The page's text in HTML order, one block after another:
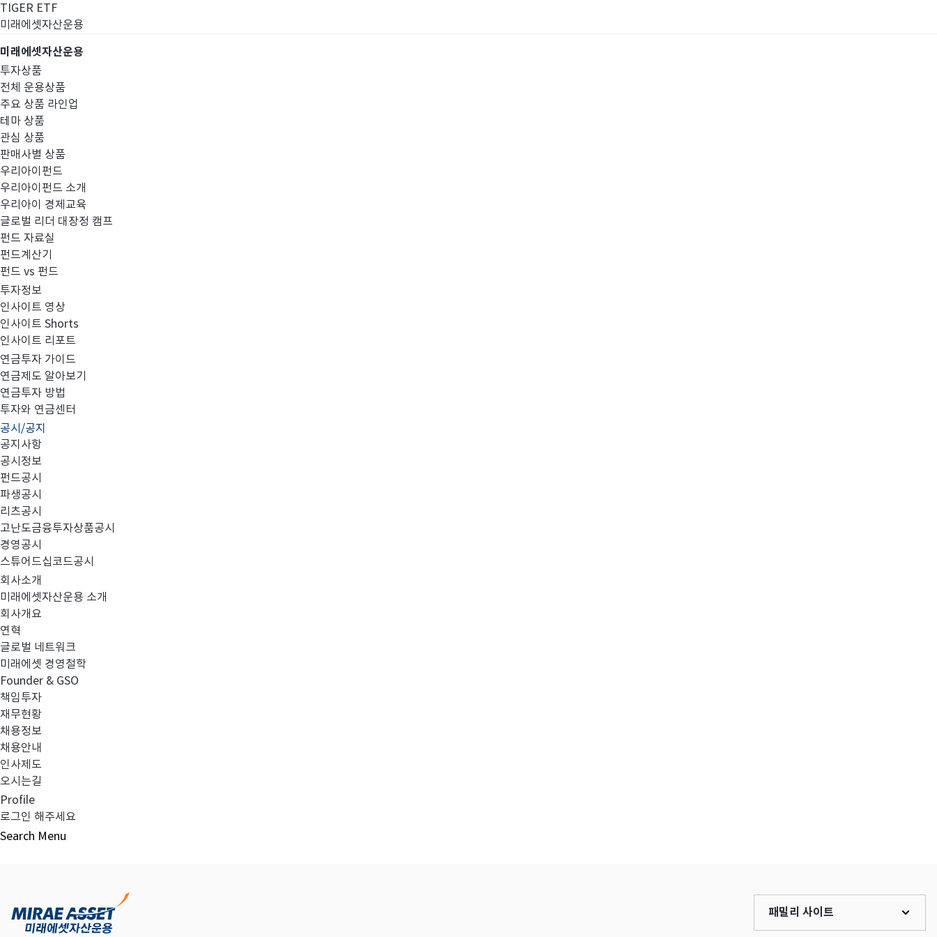
TIGER ETF
미래에셋자산운용
미래에셋자산운용
투자상품
전체 운용상품
주요 상품 라인업
테마 상품
관심 상품
판매사별 상품
우리아이펀드
우리아이펀드 소개
우리아이 경제교육
글로벌 리더 대장정 캠프
펀드 자료실
펀드계산기
펀드 vs 펀드
투자정보
인사이트 영상
인사이트 Shorts
인사이트 리포트
연금투자 가이드
연금제도 알아보기
연금투자 방법
투자와 연금센터
공시/공지
공지사항
공시정보
펀드공시
파생공시
리츠공시
고난도금융투자상품공시
경영공시
스튜어드십코드공시
회사소개
미래에셋자산운용 소개
회사개요
연혁
글로벌 네트워크
미래에셋 경영철학
Founder & GSO
책임투자
재무현황
채용정보
채용안내
인사제도
오시는길
Profile
로그인 해주세요
Search Menu
고난도금융투자상품
고난도금융투자상품_공시_20230531
이전글
다음글
목록보기
패밀리 사이트